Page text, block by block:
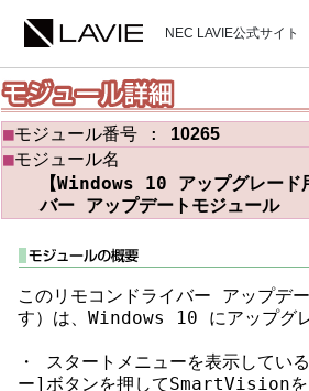
NEC LAVIE公式サイト